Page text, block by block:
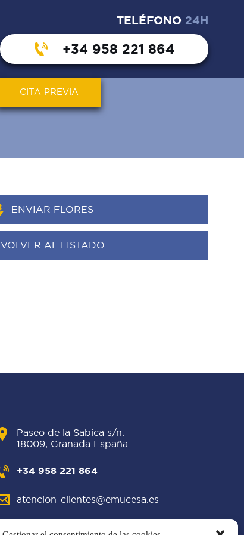
TELÉFONO 24H
+34 958 221 864
CITA PREVIA
ENVIAR FLORES
VOLVER AL LISTADO
Paseo de la Sabica s/n.
18009, Granada España.
+34 958 221 864
atencion-clientes@emucesa.es